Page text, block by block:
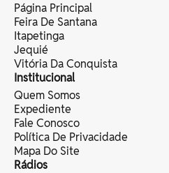
Página Principal
Feira De Santana
Itapetinga
Jequié
Vitória Da Conquista
Institucional
Quem Somos
Expediente
Fale Conosco
Política De Privacidade
Mapa Do Site
Rádios